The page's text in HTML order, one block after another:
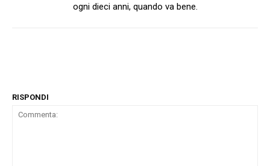
ogni dieci anni, quando va bene.
RISPONDI